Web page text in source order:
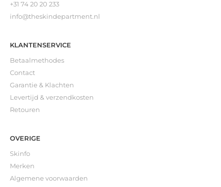
+31 74 20 20 233
info@theskindepartment.nl
KLANTENSERVICE
Betaalmethodes
Contact
Garantie & Klachten
Levertijd & verzendkosten
Retouren
OVERIGE
Skinfo
Merken
Algemene voorwaarden